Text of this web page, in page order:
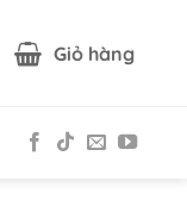
Giỏ hàng